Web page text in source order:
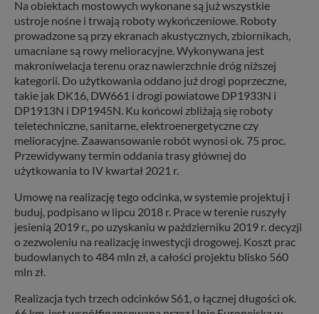
Na obiektach mostowych wykonane są już wszystkie
ustroje nośne i trwają roboty wykończeniowe. Roboty
prowadzone są przy ekranach akustycznych, zbiornikach,
umacniane są rowy melioracyjne. Wykonywana jest
makroniwelacja terenu oraz nawierzchnie dróg niższej
kategorii. Do użytkowania oddano już drogi poprzeczne,
takie jak DK16, DW661 i drogi powiatowe DP1933N i
DP1913N i DP1945N. Ku końcowi zbliżają się roboty
teletechniczne, sanitarne, elektroenergetyczne czy
melioracyjne. Zaawansowanie robót wynosi ok. 75 proc.
Przewidywany termin oddania trasy głównej do
użytkowania to IV kwartał 2021 r.
Umowę na realizację tego odcinka, w systemie projektuj i
buduj, podpisano w lipcu 2018 r. Prace w terenie ruszyły
jesienią 2019 r., po uzyskaniu w październiku 2019 r. decyzji
o zezwoleniu na realizację inwestycji drogowej. Koszt prac
budowlanych to 484 mln zł, a całości projektu blisko 560
mln zł.
Realizacja tych trzech odcinków S61, o łącznej długości ok.